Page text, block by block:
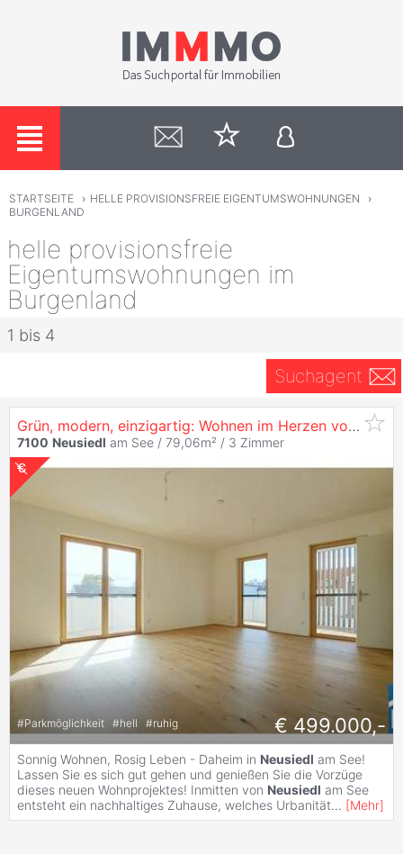
STARTSEITE › HELLE PROVISIONSFREIE EIGENTUMSWOHNUNGEN
›
BURGENLAND
helle provisionsfreie
Eigentumswohnungen im
Burgenland
1 bis 4
Suchagent
Grün, modern, einzigartig: Wohnen im Herzen von
7100 Neusiedl am See / 79,06m² / 3 Zimmer
#Parkmöglichkeit #hell #ruhig € 499.000,-
Sonnig Wohnen, Rosig Leben - Daheim in Neusiedl am See!
Lassen Sie es sich gut gehen und genießen Sie die Vorzüge
dieses neuen Wohnprojektes! Inmitten von Neusiedl am See
entsteht ein nachhaltiges Zuhause, welches Urbanität... [Mehr]